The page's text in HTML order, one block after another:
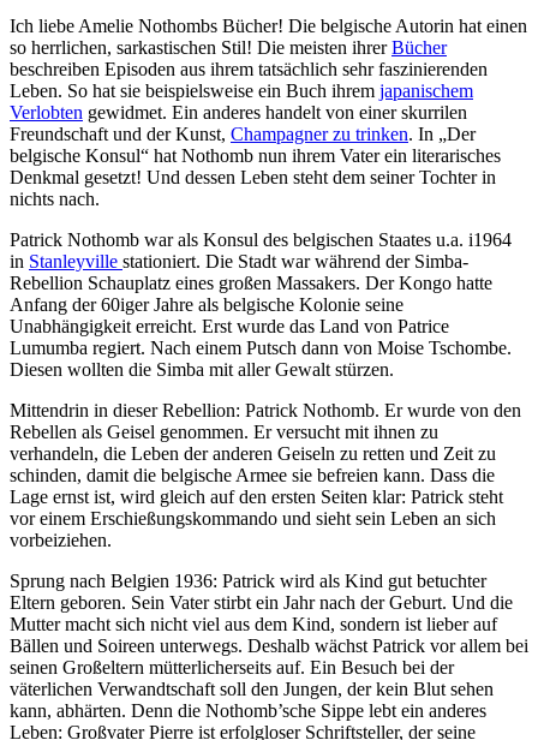
Ich liebe Amelie Nothombs Bücher! Die belgische Autorin hat einen
so herrlichen, sarkastischen Stil! Die meisten ihrerBücher
beschreiben Episoden aus ihrem tatsächlich sehr faszinierenden
Leben. So hat sie beispielsweise ein Buch ihrem japanischem
Verlobten gewidmet. Ein anderes handelt von einer skurrilen
Freundschaft und der Kunst, Champagner zu trinken. In „Der
belgische Konsul“ hat Nothomb nun ihrem Vater ein literarisches
Denkmal gesetzt! Und dessen Leben steht dem seiner Tochter in
nichts nach.
Patrick Nothomb war als Konsul des belgischen Staates u.a. i1964
in Stanleyville stationiert. Die Stadt war während der Simba-
Rebellion Schauplatz eines großen Massakers. Der Kongo hatte
Anfang der 60iger Jahre als belgische Kolonie seine
Unabhängigkeit erreicht. Erst wurde das Land von Patrice
Lumumba regiert. Nach einem Putsch dann von Moise Tschombe.
Diesen wollten die Simba mit aller Gewalt stürzen.
Mittendrin in dieser Rebellion: Patrick Nothomb. Er wurde von den
Rebellen als Geisel genommen. Er versucht mit ihnen zu
verhandeln, die Leben der anderen Geiseln zu retten und Zeit zu
schinden, damit die belgische Armee sie befreien kann. Dass die
Lage ernst ist, wird gleich auf den ersten Seiten klar: Patrick steht
vor einem Erschießungskommando und sieht sein Leben an sich
vorbeiziehen.
Sprung nach Belgien 1936: Patrick wird als Kind gut betuchter
Eltern geboren. Sein Vater stirbt ein Jahr nach der Geburt. Und die
Mutter macht sich nicht viel aus dem Kind, sondern ist lieber auf
Bällen und Soireen unterwegs. Deshalb wächst Patrick vor allem bei
seinen Großeltern mütterlicherseits auf. Ein Besuch bei der
väterlichen Verwandtschaft soll den Jungen, der kein Blut sehen
kann, abhärten. Denn die Nothomb’sche Sippe lebt ein anderes
Leben: Großvater Pierre ist erfolgloser Schriftsteller, der seine